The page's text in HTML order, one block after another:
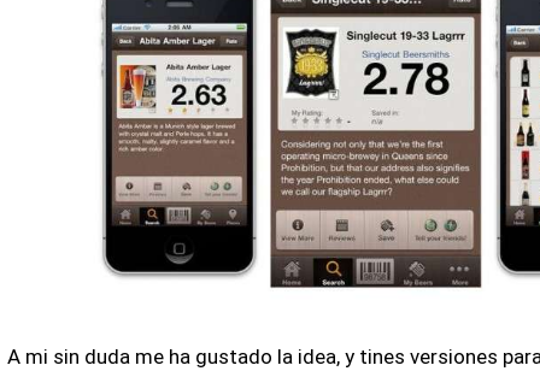
A mi sin duda me ha gustado la idea, y tines versiones